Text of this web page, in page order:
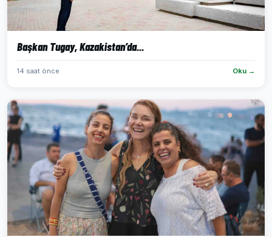
Başkan Tugay, Kazakistan’da...
14 saat önce Oku →